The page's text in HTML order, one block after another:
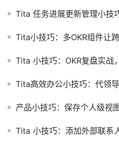
Tita 任务进展更新管理小技巧
Tita小技巧：多OKR组件让
Tita 小技巧：OKR复盘实战
Tita高效办公小技巧：代领导
产品小技巧：保存个人级视图
Tita 小技巧：添加外部联系